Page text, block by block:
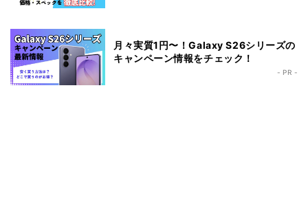
月々実質1円〜！Galaxy S26シリーズの
キャンペーン情報をチェック！
- PR -